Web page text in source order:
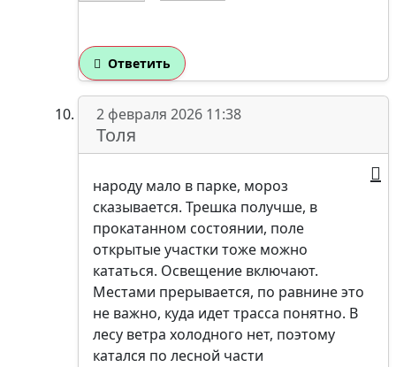
Ответить
2 февраля 2026 11:38
Толя
народу мало в парке, мороз
сказывается. Трешка получше, в
прокатанном состоянии, поле
открытые участки тоже можно
кататься. Освещение включают.
Местами прерывается, по равнине это
не важно, куда идет трасса понятно. В
лесу ветра холодного нет, поэтому
катался по лесной части